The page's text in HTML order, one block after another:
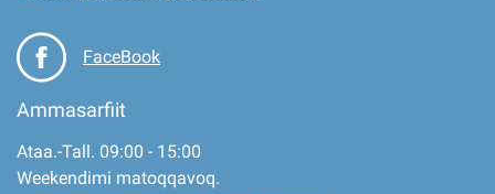
FaceBook
Ammasarfiit
Ataa.-Tall. 09:00 - 15:00
Weekendimi matoqqavoq.